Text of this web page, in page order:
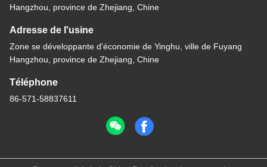
Hangzhou, province de Zhejiang, Chine
Adresse de l'usine
Zone se développante d'économie de Yinghu, ville de Fuyang
Hangzhou, province de Zhejiang, Chine
Téléphone
86-571-58837611